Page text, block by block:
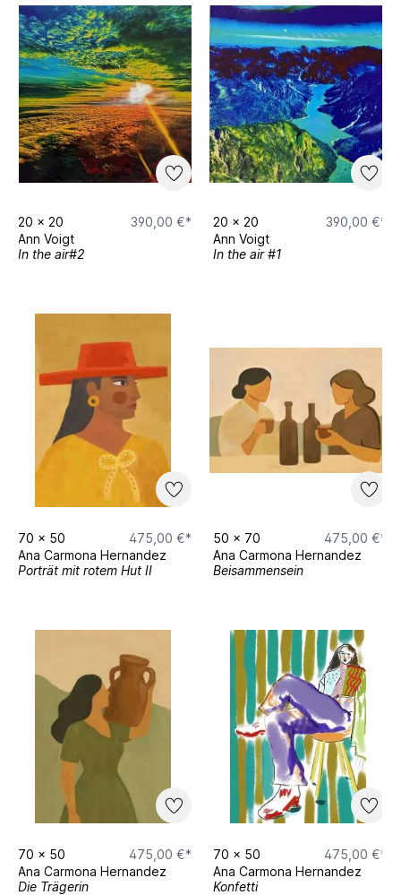
20 x 20
390,00 €*
Ann Voigt
In the air#2
20 x 20
390,00 €*
Ann Voigt
In the air #1
70 x 50
475,00 €*
Ana Carmona Hernandez
Porträt mit rotem Hut II
50 x 70
475,00 €*
Ana Carmona Hernandez
Beisammensein
70 x 50
475,00 €*
Ana Carmona Hernandez
Die Trägerin
70 x 50
475,00 €*
Ana Carmona Hernandez
Konfetti